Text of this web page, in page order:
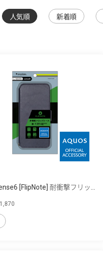
人気順 新着順
[FlipNote] 耐衝撃フリッ...